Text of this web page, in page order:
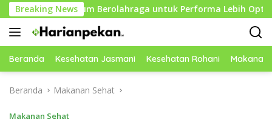
Langsung
ke
konten
Breaking News
Berolahraga untuk Performa Lebih Optimal
Beranda Kesehatan Jasmani Kesehatan Rohani Makanan
Beranda Makanan Sehat
Makanan Sehat